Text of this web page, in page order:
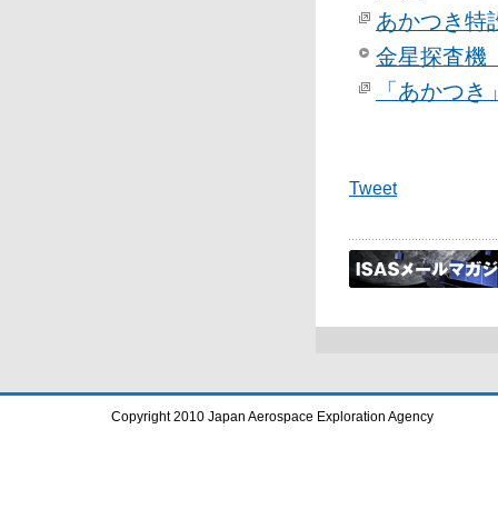
あかつき特
金星探査機
「あかつ
Tweet
Copyright 2010 Japan Aerospace Exploration Agency